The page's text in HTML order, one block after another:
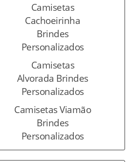
Camisetas
Cachoeirinha
Brindes
Personalizados
Camisetas
Alvorada Brindes
Personalizados
Camisetas Viamão
Brindes
Personalizados